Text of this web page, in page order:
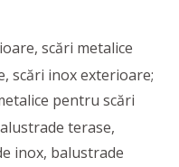
scări metalice
scări inox exterioare;
pentru scări
terase,
inox, balustrade